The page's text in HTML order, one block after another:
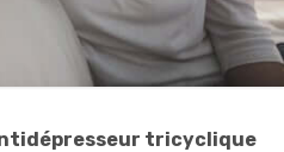
tricyclique